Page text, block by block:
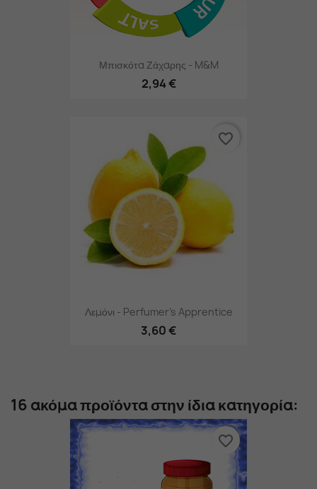
Μπισκότα Ζάχαρης - M&M
2,94 €
Λεμόνι - Perfumer's Apprentice
3,60 €
favorite_border
16 ακόμα προϊόντα στην ίδια κατηγορία:
favorite_border